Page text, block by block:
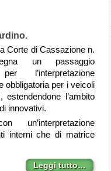
Corte di Cassazione n.
un passaggio
l’interpretazione
obbligatoria per i veicoli
l’ambito
innovativi.
un’interpretazione
interni che di matrice
Leggi tutto…